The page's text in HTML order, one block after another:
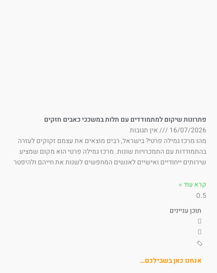
שיקום למתמודדים עם תלות במשככי כאבים חזקים
16/07/
אין תגובות
מרכז גמילה פרטי? בישראל, רבים מוצאים את עצמם זקוקים לעזרה
עם התמכרויות שונות. מרכז גמילה פרטי הוא מקום שמציע
ייחודיים ואישיים לאנשים המחפשים לשנות את חייהם ולהיפטר
עוד »
תוכן עניינים
אנחנו כאן בשבילכם…